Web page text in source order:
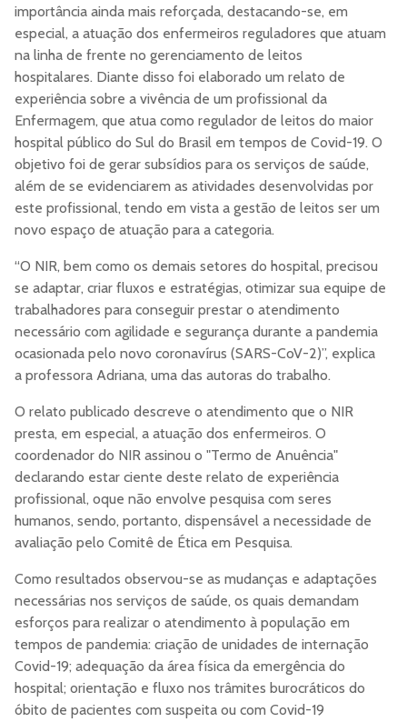
importância ainda mais reforçada, destacando-se, em
especial, a atuação dos enfermeiros reguladores que atuam
na linha de frente no gerenciamento de leitos
hospitalares. Diante disso foi elaborado um relato de
experiência sobre a vivência de um profissional da
Enfermagem, que atua como regulador de leitos do maior
hospital público do Sul do Brasil em tempos de Covid-19. O
objetivo foi de gerar subsídios para os serviços de saúde,
além de se evidenciarem as atividades desenvolvidas por
este profissional, tendo em vista a gestão de leitos ser um
novo espaço de atuação para a categoria.
“O NIR, bem como os demais setores do hospital, precisou
se adaptar, criar fluxos e estratégias, otimizar sua equipe de
trabalhadores para conseguir prestar o atendimento
necessário com agilidade e segurança durante a pandemia
ocasionada pelo novo coronavírus (SARS-CoV-2)”, explica
a professora Adriana, uma das autoras do trabalho.
O relato publicado descreve o atendimento que o NIR
presta, em especial, a atuação dos enfermeiros. O
coordenador do NIR assinou o "Termo de Anuência"
declarando estar ciente deste relato de experiência
profissional, oque não envolve pesquisa com seres
humanos, sendo, portanto, dispensável a necessidade de
avaliação pelo Comitê de Ética em Pesquisa.
Como resultados observou-se as mudanças e adaptações
necessárias nos serviços de saúde, os quais demandam
esforços para realizar o atendimento à população em
tempos de pandemia: criação de unidades de internação
Covid-19; adequação da área física da emergência do
hospital; orientação e fluxo nos trâmites burocráticos do
óbito de pacientes com suspeita ou com Covid-19